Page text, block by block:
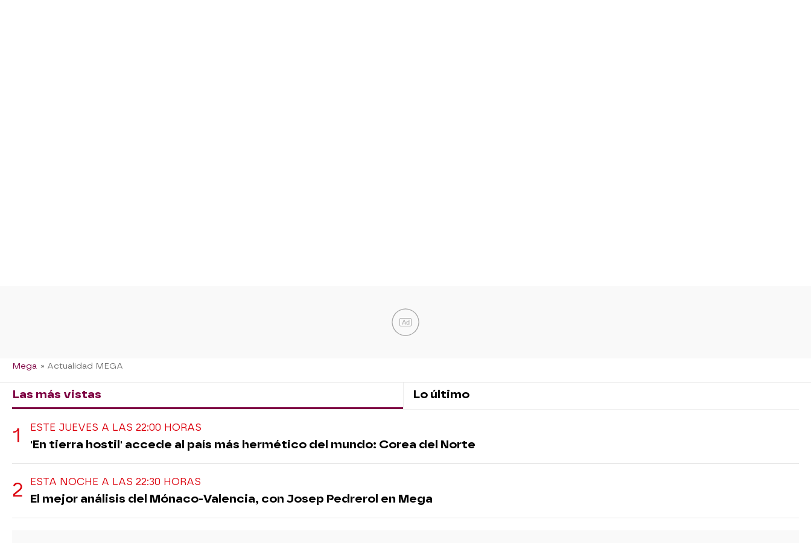
Ad
Mega » Actualidad MEGA
Las más vistas Lo último
ESTE JUEVES A LAS 22:00 HORAS
'En tierra hostil' accede al país más hermético del mundo: Corea del Norte
ESTA NOCHE A LAS 22:30 HORAS
El mejor análisis del Mónaco-Valencia, con Josep Pedrerol en Mega